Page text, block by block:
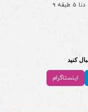
9
کنید
اینستاگرام